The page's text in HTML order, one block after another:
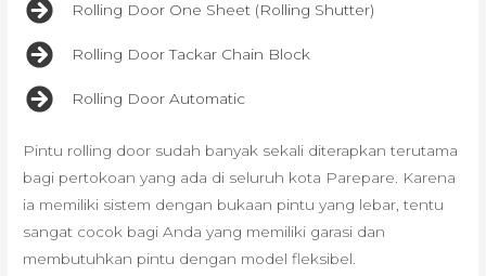
Rolling Door One Sheet (Rolling Shutter)
Rolling Door Tackar Chain Block
Rolling Door Automatic
Pintu rolling door sudah banyak sekali diterapkan terutama
bagi pertokoan yang ada di seluruh kota Parepare. Karena
ia memiliki sistem dengan bukaan pintu yang lebar, tentu
sangat cocok bagi Anda yang memiliki garasi dan
membutuhkan pintu dengan model fleksibel.